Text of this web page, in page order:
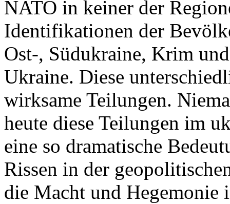
NATO in keiner der
Identifikationen der
Ost-, Südukraine, Krim
Ukraine. Diese
wirksame Teilungen.
heute diese Teilungen im
eine so dramatische
Rissen in der
die Macht und Hegemonie